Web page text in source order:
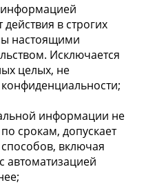
в строгих
настоящими
Исключается
целых, не
информации не
срокам, допускает
включая